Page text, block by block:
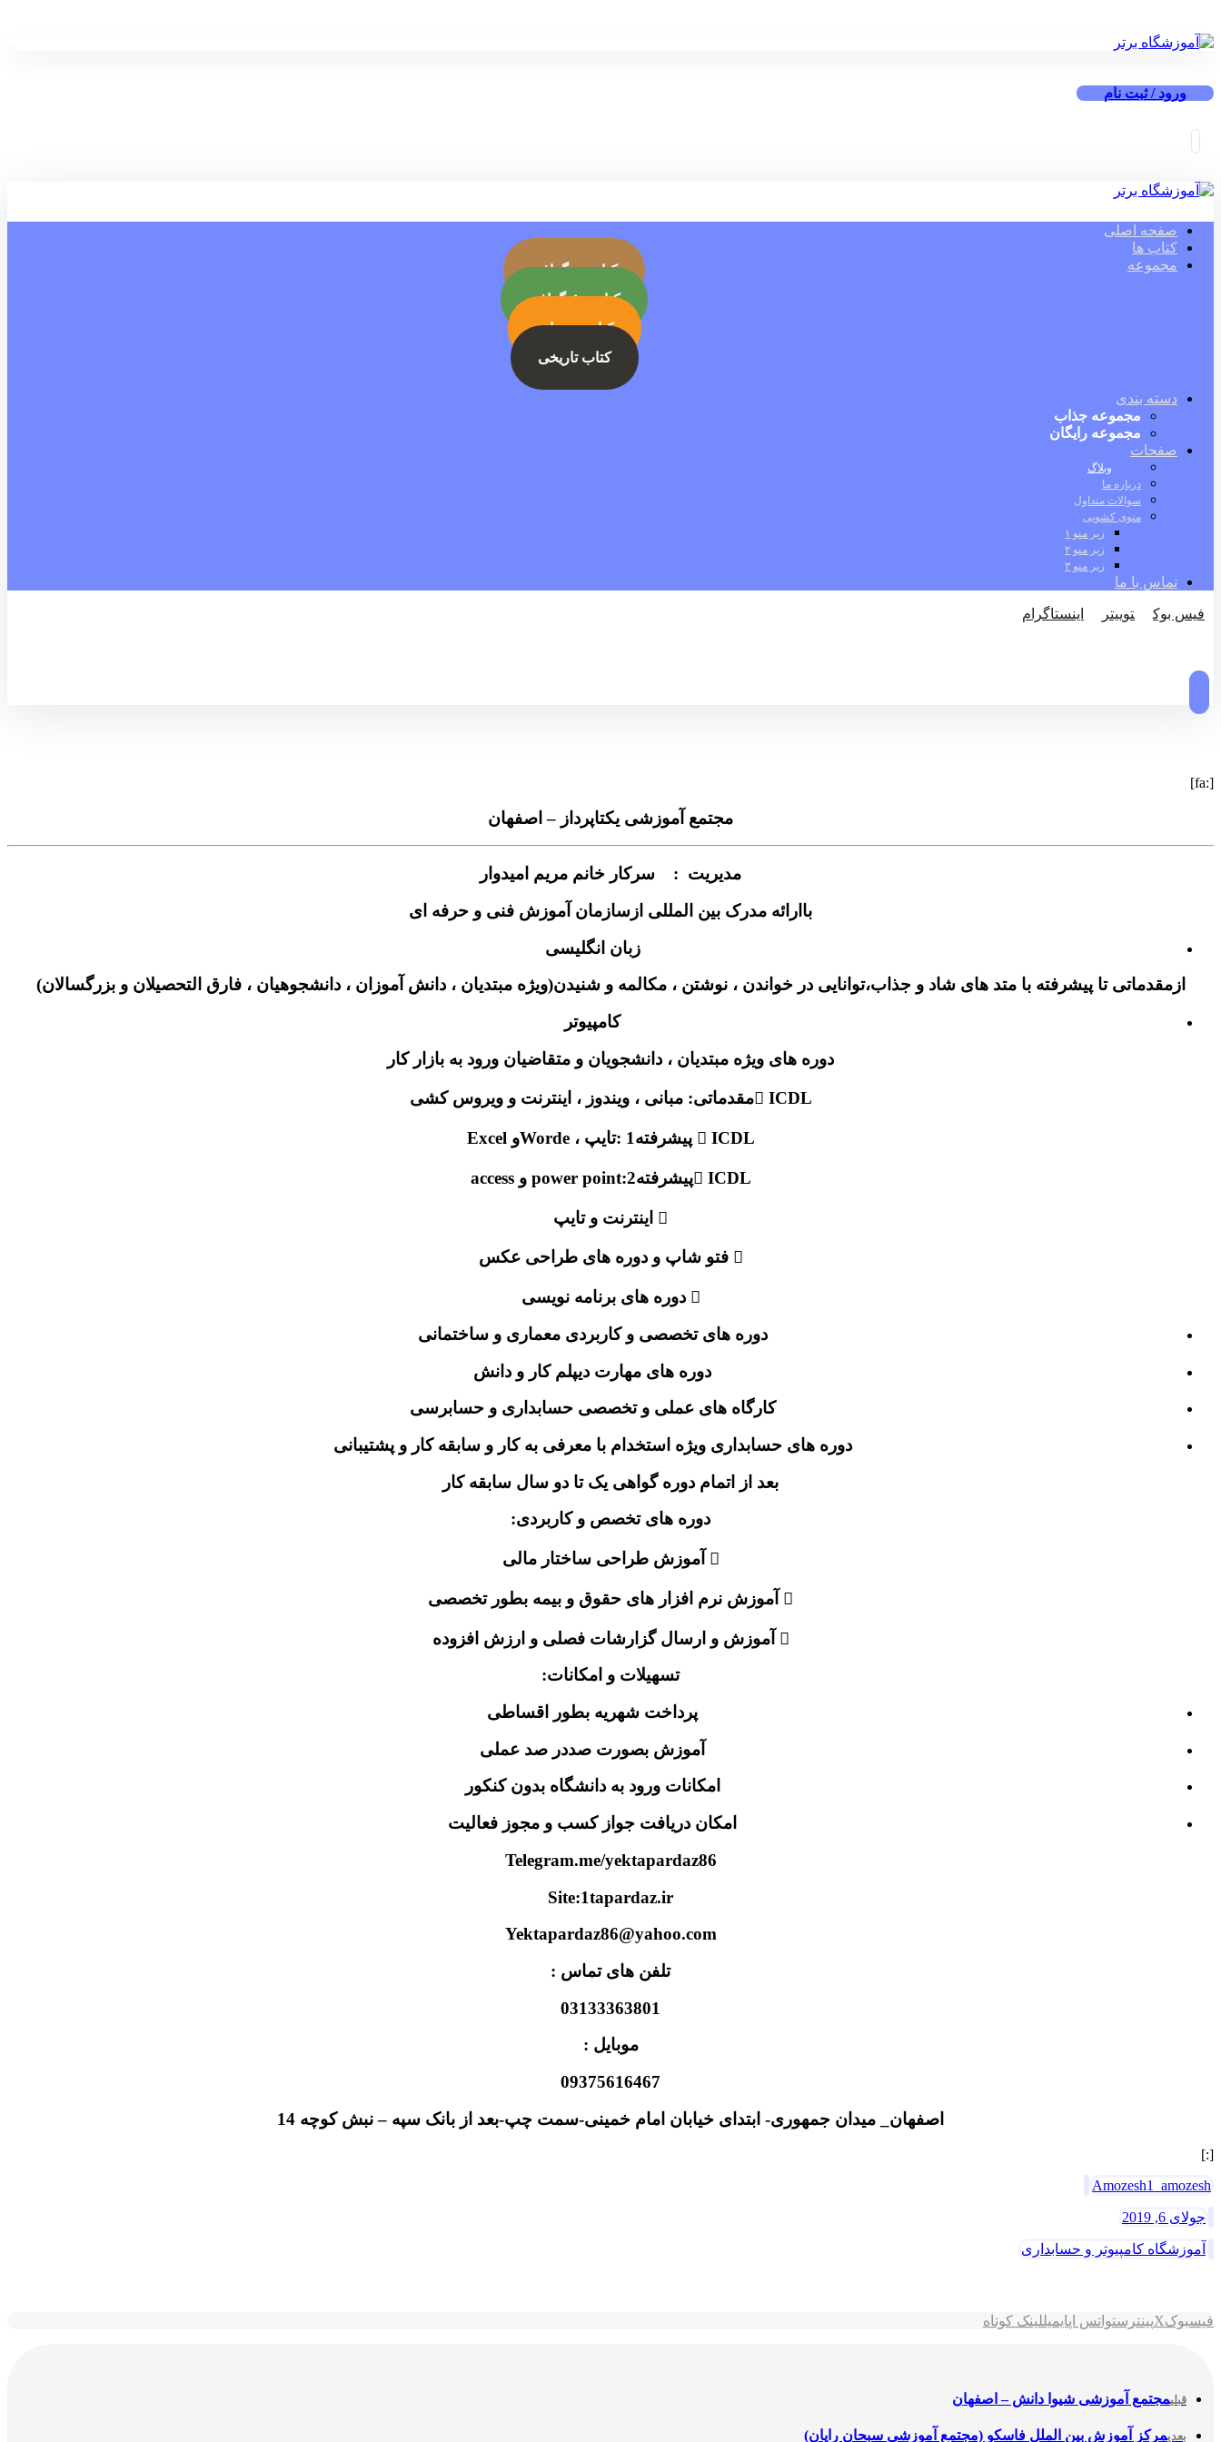
ورود / ثبت نام
صفحه اصلی
کتاب ها
مجموعه
کتاب بیوگرافی
کتاب جئوگرافی
کتاب رمز ارز
کتاب تاریخی
دسته بندی
مجموعه جذاب
مجموعه رایگان
صفحات
وبلاگ
درباره ما
سوالات متداول
منوی کشویی
زیر منو ۱
زیر منو ۲
زیر منو ۳
تماس با ما
فیس بوک توییتر
اینستاگرام
[:fa]
مجتمع آموزشی یکتاپرداز – اصفهان
مدیریت : سرکار خانم مریم امیدوار
باارائه مدرک بین المللی ازسازمان آموزش فنی و حرفه ای
زبان انگلیسی
ازمقدماتی تا پیشرفته با متد های شاد و جذاب،توانایی در خواندن ، نوشتن ، مکالمه و شنیدن(ویژه مبتدیان ، دانش آموزان ، دانشجوهیان ، فارق التحصیلان و بزرگسالان)
کامپیوتر
دوره های ویژه مبتدیان ، دانشجویان و متقاضیان ورود به بازار کار
 ICDLمقدماتی: مبانی ، ویندوز ، اینترنت و ویروس کشی
 ICDL پیشرفته1 :تایپ ، Wordeو Excel
 ICDLپیشرفته2:power point و access
 اینترنت و تایپ
 فتو شاپ و دوره های طراحی عکس
 دوره های برنامه نویسی
دوره های تخصصی و کاربردی معماری و ساختمانی
دوره های مهارت دیپلم کار و دانش
کارگاه های عملی و تخصصی حسابداری و حسابرسی
دوره های حسابداری ویژه استخدام با معرفی به کار و سابقه کار و پشتیبانی
بعد از اتمام دوره گواهی یک تا دو سال سابقه کار
دوره های تخصص و کاربردی:
 آموزش طراحی ساختار مالی
 آموزش نرم افزار های حقوق و بیمه بطور تخصصی
 آموزش و ارسال گزارشات فصلی و ارزش افزوده
تسهیلات و امکانات:
پرداخت شهریه بطور اقساطی
آموزش بصورت صددر صد عملی
امکانات ورود به دانشگاه بدون کنکور
امکان دریافت جواز کسب و مجوز فعالیت
Telegram.me/yektapardaz86
Site:1tapardaz.ir
Yektapardaz86@yahoo.com
تلفن های تماس :
03133363801
موبایل :
09375616467
اصفهان_ میدان جمهوری- ابتدای خیابان امام خمینی-سمت چپ-بعد از بانک سپه – نبش کوچه 14
[:]
Amozesh1_amozesh
جولای 6, 2019
آموزشگاه کامپیوتر و حسابداری
فیسبوکXپینترستواتس اپایمیللینک کوتاه
قبلیمجتمع آموزشی شیوا دانش – اصفهان
بعدیمرکز آموزش بین الملل فاسکو (مجتمع آموزشی سبحان رایان)